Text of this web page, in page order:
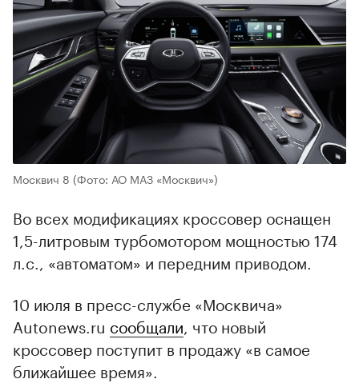
Москвич 8 (Фото: АО МАЗ «Москвич»)
Во всех модификациях кроссовер оснащен
1,5-литровым турбомотором мощностью 174
л.с., «автоматом» и передним приводом.
10 июля в пресс-службе «Москвича»
Autonews.ru сообщали , что новый
кроссовер поступит в продажу «в самое
ближайшее время».